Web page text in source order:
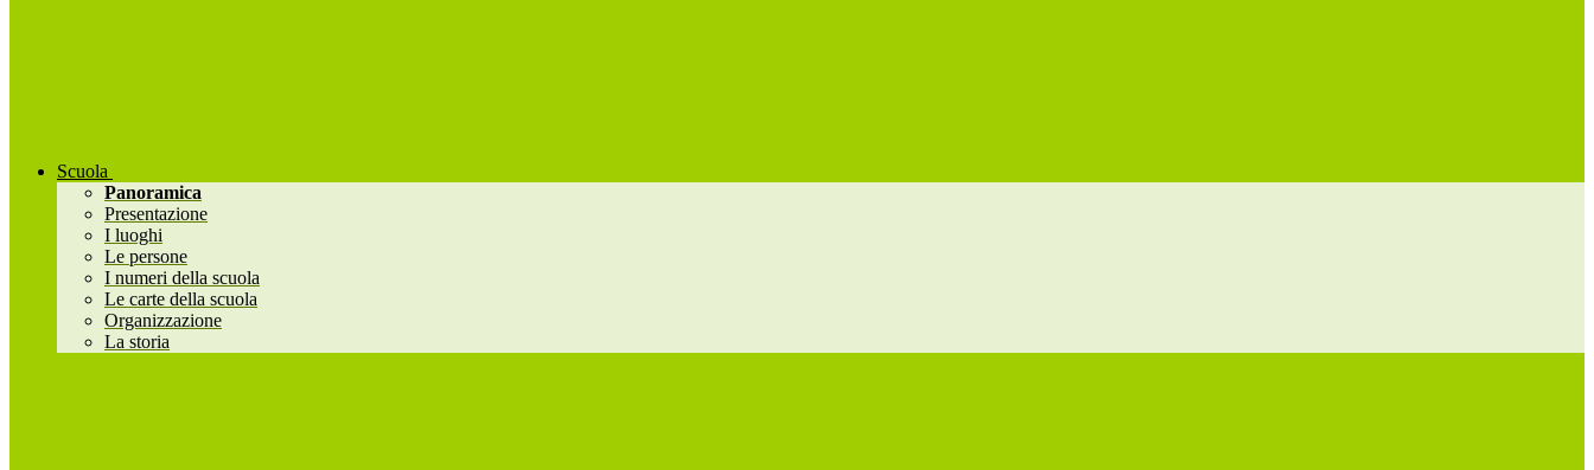
Scuola
Panoramica
Presentazione
I luoghi
Le persone
I numeri della scuola
Le carte della scuola
Organizzazione
La storia